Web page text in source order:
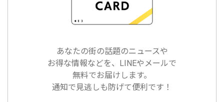
あなたの街の話題のニュースや
お得な情報などを、LINEやメールで
無料でお届けします。
通知で見逃しも防げて便利です！